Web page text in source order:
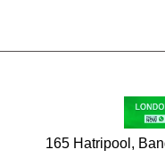
165 Hatripool,